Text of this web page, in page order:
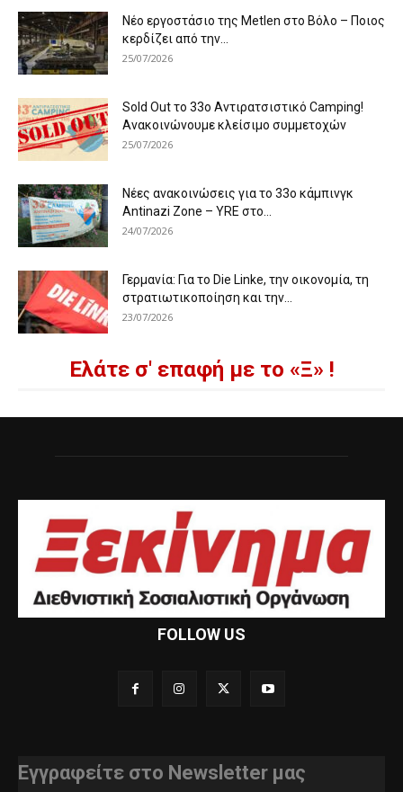
Νέο εργοστάσιο της Metlen στο Βόλο – Ποιος
κερδίζει από την...
25/07/2026
Sold Out το 33ο Αντιρατσιστικό Camping!
Ανακοινώνουμε κλείσιμο συμμετοχών
25/07/2026
Νέες ανακοινώσεις για το 33ο κάμπινγκ
Antinazi Zone – YRE στο...
24/07/2026
Γερμανία: Για το Die Linke, την οικονομία, τη
στρατιωτικοποίηση και την...
23/07/2026
Ελάτε σ' επαφή με το «Ξ» !
FOLLOW US
Εγγραφείτε στο Newsletter μας